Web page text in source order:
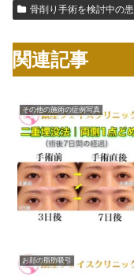
骨削り手術を検討中の
関連記事
その他の施術の症例写真
お顔の脂肪吸引